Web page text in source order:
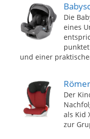
Die
eines
und einer
Der
als Kid
zur